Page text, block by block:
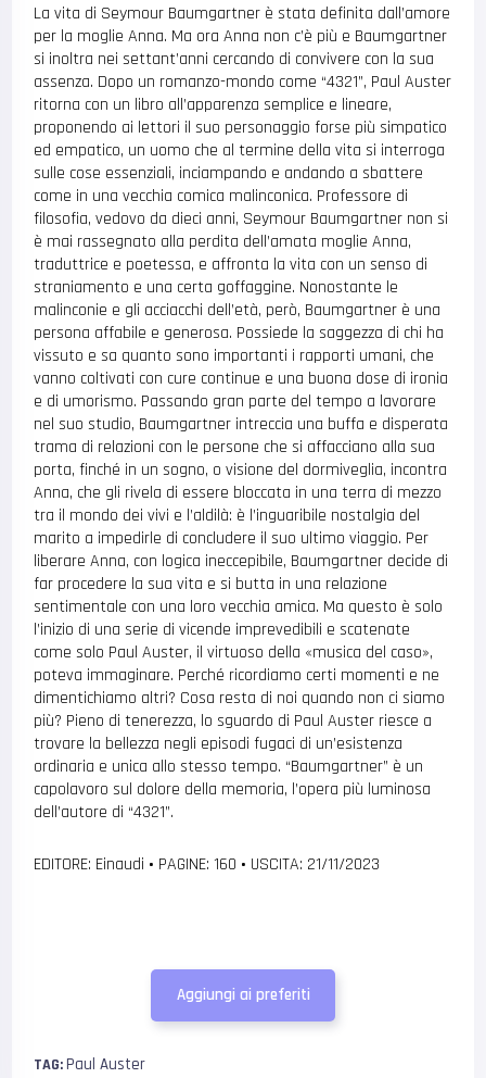
La vita di Seymour Baumgartner è stata definita dall’amore
per la moglie Anna. Ma ora Anna non c’è più e Baumgartner
si inoltra nei settant’anni cercando di convivere con la sua
assenza. Dopo un romanzo-mondo come “4321”, Paul Auster
ritorna con un libro all’apparenza semplice e lineare,
proponendo ai lettori il suo personaggio forse più simpatico
ed empatico, un uomo che al termine della vita si interroga
sulle cose essenziali, inciampando e andando a sbattere
come in una vecchia comica malinconica. Professore di
filosofia, vedovo da dieci anni, Seymour Baumgartner non si
è mai rassegnato alla perdita dell’amata moglie Anna,
traduttrice e poetessa, e affronta la vita con un senso di
straniamento e una certa goffaggine. Nonostante le
malinconie e gli acciacchi dell’età, però, Baumgartner è una
persona affabile e generosa. Possiede la saggezza di chi ha
vissuto e sa quanto sono importanti i rapporti umani, che
vanno coltivati con cure continue e una buona dose di ironia
e di umorismo. Passando gran parte del tempo a lavorare
nel suo studio, Baumgartner intreccia una buffa e disperata
trama di relazioni con le persone che si affacciano alla sua
porta, finché in un sogno, o visione del dormiveglia, incontra
Anna, che gli rivela di essere bloccata in una terra di mezzo
tra il mondo dei vivi e l’aldilà: è l’inguaribile nostalgia del
marito a impedirle di concludere il suo ultimo viaggio. Per
liberare Anna, con logica ineccepibile, Baumgartner decide di
far procedere la sua vita e si butta in una relazione
sentimentale con una loro vecchia amica. Ma questo è solo
l’inizio di una serie di vicende imprevedibili e scatenate
come solo Paul Auster, il virtuoso della «musica del caso»,
poteva immaginare. Perché ricordiamo certi momenti e ne
dimentichiamo altri? Cosa resta di noi quando non ci siamo
più? Pieno di tenerezza, lo sguardo di Paul Auster riesce a
trovare la bellezza negli episodi fugaci di un’esistenza
ordinaria e unica allo stesso tempo. “Baumgartner” è un
capolavoro sul dolore della memoria, l’opera più luminosa
dell’autore di “4321”.
EDITORE: Einaudi • PAGINE: 160 • USCITA: 21/11/2023
Aggiungi ai preferiti
TAG:Paul Auster